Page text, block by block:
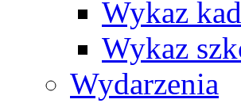
Wykaz
Wykaz
Wydarzenia